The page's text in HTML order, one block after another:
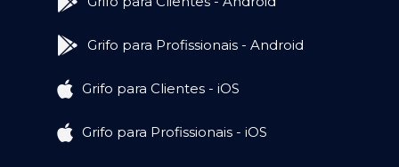
Grifo para Profissionais - Android
Grifo para Clientes - iOS
Grifo para Profissionais - iOS